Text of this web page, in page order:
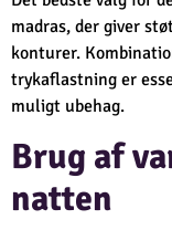
madras, der giver
konturer.
trykaflastning er
muligt ubehag.
Brug af
natten